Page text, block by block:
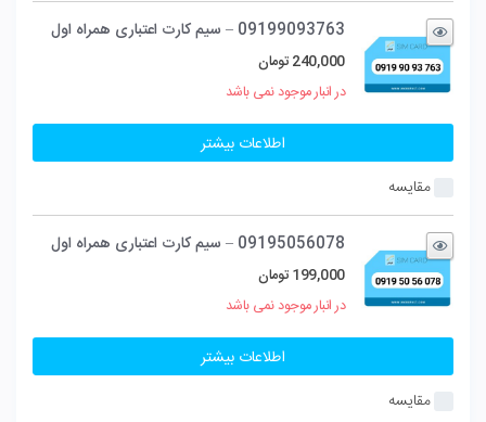
09199093763 – سیم کارت اعتباری همراه اول
240,000 تومان
در انبار موجود نمی باشد
اطلاعات بیشتر
مقایسه
09195056078 – سیم کارت اعتباری همراه اول
199,000 تومان
در انبار موجود نمی باشد
اطلاعات بیشتر
مقایسه